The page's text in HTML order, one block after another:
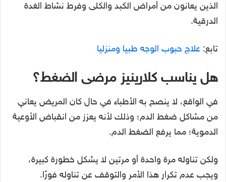
الذين يعانون من أمراض الكبد والكلى وفرط نشاط الغدة
الدرقية.
تابع: علاج حبوب الوجه طبيا ومنزليا
هل يناسب كلارينيز مرضى الضغط؟
في الواقع، لا ينصح به الأطباء في حال كان المريض يعاني
من مشاكل ضغط الدم؛ وذلك لأنه يعزز من انقباض الأوعية
الدموية؛ مما يرفع الضغط الدم.
ولكن تناوله مرة واحدة أو مرتين لا يشكل خطورة كبيرة،
ويجب عدم تكرار هذا الأمر والتوقف عن تناوله فورًا.